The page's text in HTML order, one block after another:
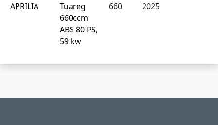
APRILIA
Tuareg
660ccm
ABS 80 PS,
59 kw
660 2025